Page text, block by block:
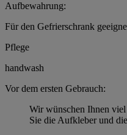
Aufbewahrung:
Für den Gefrierschrank
Pflege
handwash
Vor dem ersten Gebrauch:
Wir wünschen Ihnen
Sie die Aufkleber und